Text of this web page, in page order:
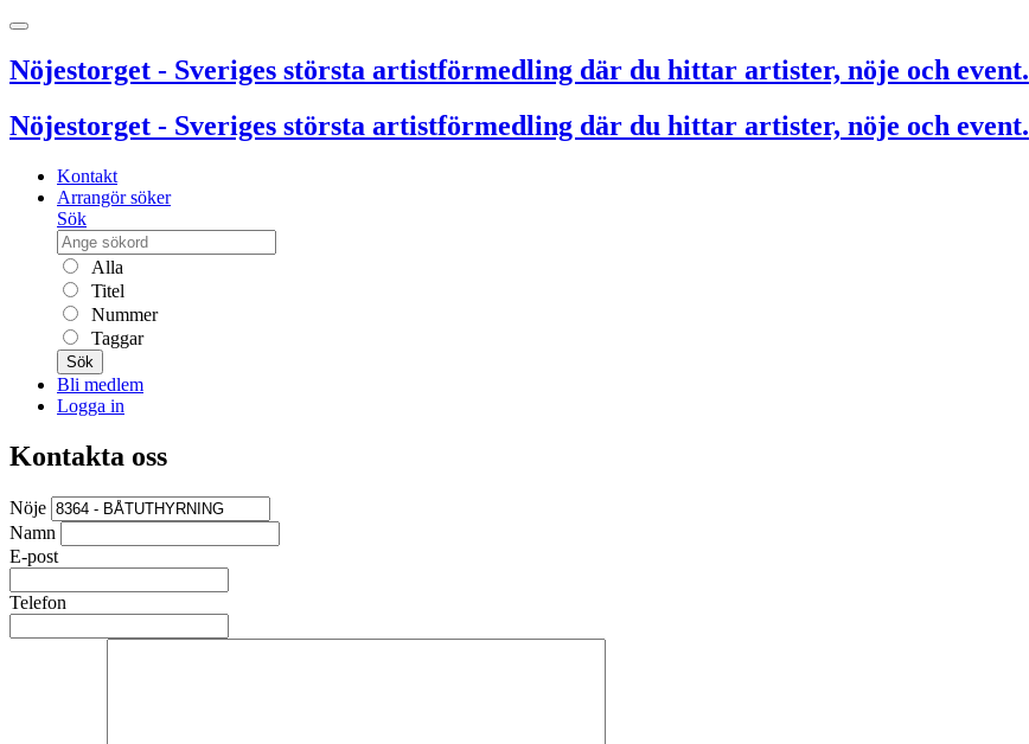
Nöjestorget - Sveriges största artistförmedling där du hittar artister, nöje och event.
Nöjestorget - Sveriges största artistförmedling där du hittar artister, nöje och event.
Kontakt
Arrangör söker
Sök
Alla
Titel
Nummer
Taggar
Sök
Bli medlem
Logga in
Kontakta oss
Nöje
Namn
E-post
Telefon